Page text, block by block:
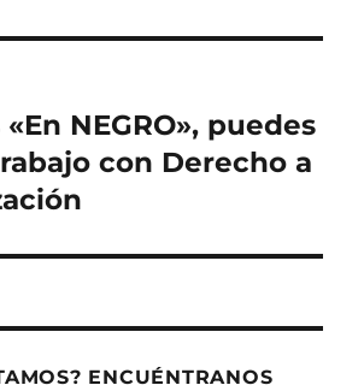
NEGRO», puedes
con Derecho a
ENCUÉNTRANOS